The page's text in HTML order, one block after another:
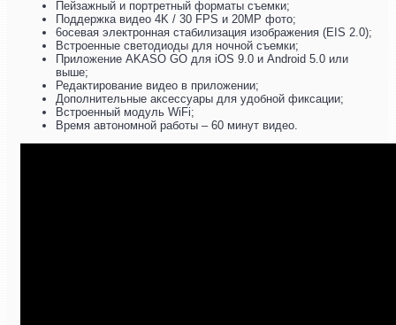
Пейзажный и портретный форматы съемки;
Поддержка видео 4K / 30 FPS и 20MP фото;
6осевая электронная стабилизация изображения (EIS 2.0);
Встроенные светодиоды для ночной съемки;
Приложение AKASO GO для iOS 9.0 и Android 5.0 или
выше;
Редактирование видео в приложении;
Дополнительные аксессуары для удобной фиксации;
Встроенный модуль WiFi;
Время автономной работы – 60 минут видео.